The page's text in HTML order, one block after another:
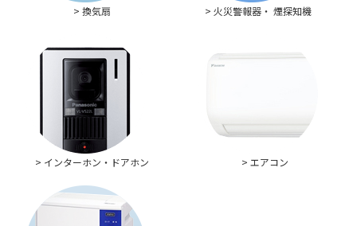
> 換気扇 > 火災警報器・ 煙探知機
> インターホン・ドアホン > エアコン